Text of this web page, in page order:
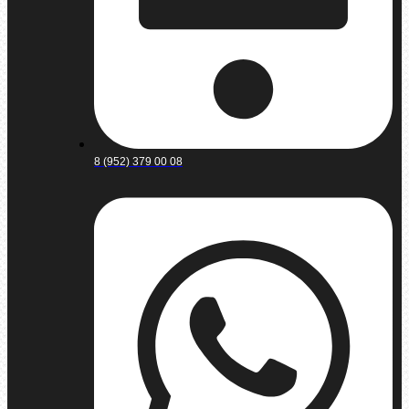
8 (952) 379 00 08